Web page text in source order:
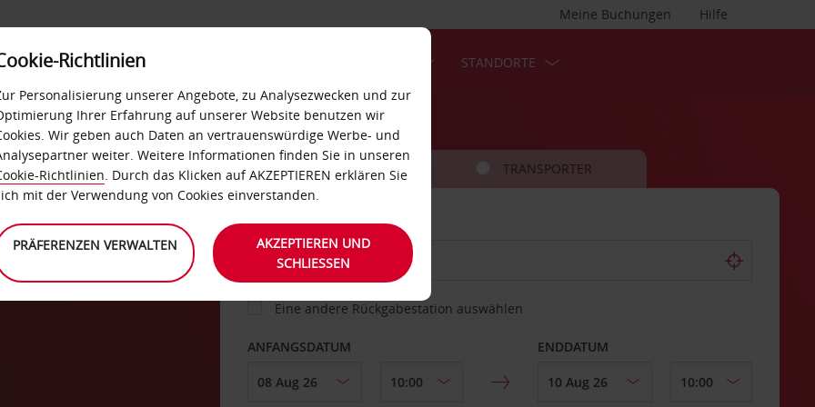
Hilfe
Meine Buchungen
SELF-SERVICES STANDORTE
FAHRZEUG TRANSPORTER
ABHOLEN VON
Eine andere Rückgabestation auswählen
ANFANGSDATUM ENDDATUM
Richtlinien
Personalisierung unserer Angebote, zu Analysezwecken und zur
Ihrer Erfahrung auf unserer Website benutzen wir
Wir geben auch Daten an vertrauenswürdige Werbe- und
weiter. Weitere Informationen finden Sie in unseren
Richtlinien. Durch das Klicken auf AKZEPTIEREN erklären Sie
mit der Verwendung von Cookies einverstanden.
PRÄFERENZEN VERWALTEN
AKZEPTIEREN UND
SCHLIESSEN